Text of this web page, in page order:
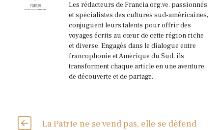
Les rédacteurs de Francia.org.ve, passionnés
et spécialistes des cultures sud-américaines,
conjuguent leurs talents pour offrir des
voyages écrits au cœur de cette région riche
et diverse. Engagés dans le dialogue entre
francophonie et Amérique du Sud, ils
transforment chaque article en une aventure
de découverte et de partage.
La Patrie ne se vend pas, elle se défend